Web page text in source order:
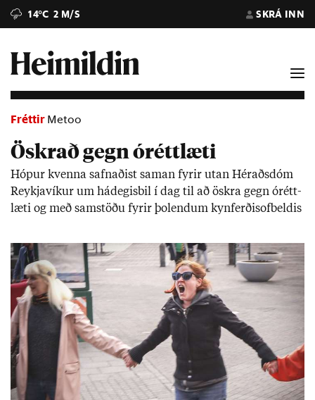
14°C 2 M/S SKRÁ INN
Fréttir Metoo
Öskrað gegn óréttlæti
Hóp­ur kvenna safn­að­ist sam­an fyr­ir ut­an Hér­aðs­dóm
Reykja­vík­ur um há­deg­is­bil í dag til að öskra gegn órétt­
læti og með sam­stöðu fyr­ir þo­lend­um kyn­ferð­isof­beld­is